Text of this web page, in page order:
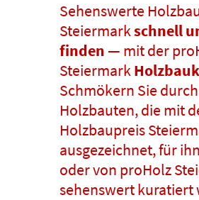
Sehenswerte
Steiermarkschnell
finden— mit der
Steiermark
Schmökern Sie durch
Holzbauten, die mit
Holzbaupreis
ausgezeichnet, für
oder von proHolz
sehenswert kuratiert